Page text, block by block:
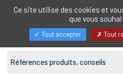
Afficher/masquer
Ce site utilise des cookies et
que vous
Tout accepter Tout